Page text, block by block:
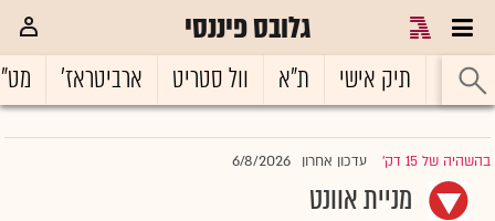
גלובס פיננסי
ראשי תיק אישי ת"א וול סטריט ארביטראז'
בהשהיה של 15 דק' |עדכון אחרון 6/8/2026
מניית אוונט